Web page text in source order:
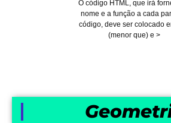
O código HTML, que irá
nome e a função a cada
código, deve ser colocado
(menor que) e >